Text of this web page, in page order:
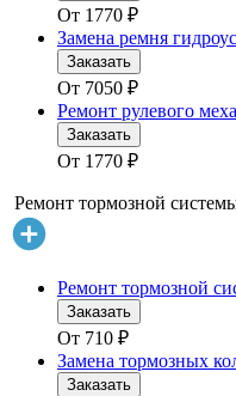
От 1770 ₽
Замена ремня
Заказать
От 7050 ₽
Ремонт рулевого
Заказать
От 1770 ₽
Ремонт тормозной
Ремонт тормозной
Заказать
От 710 ₽
Замена тормозных
Заказать